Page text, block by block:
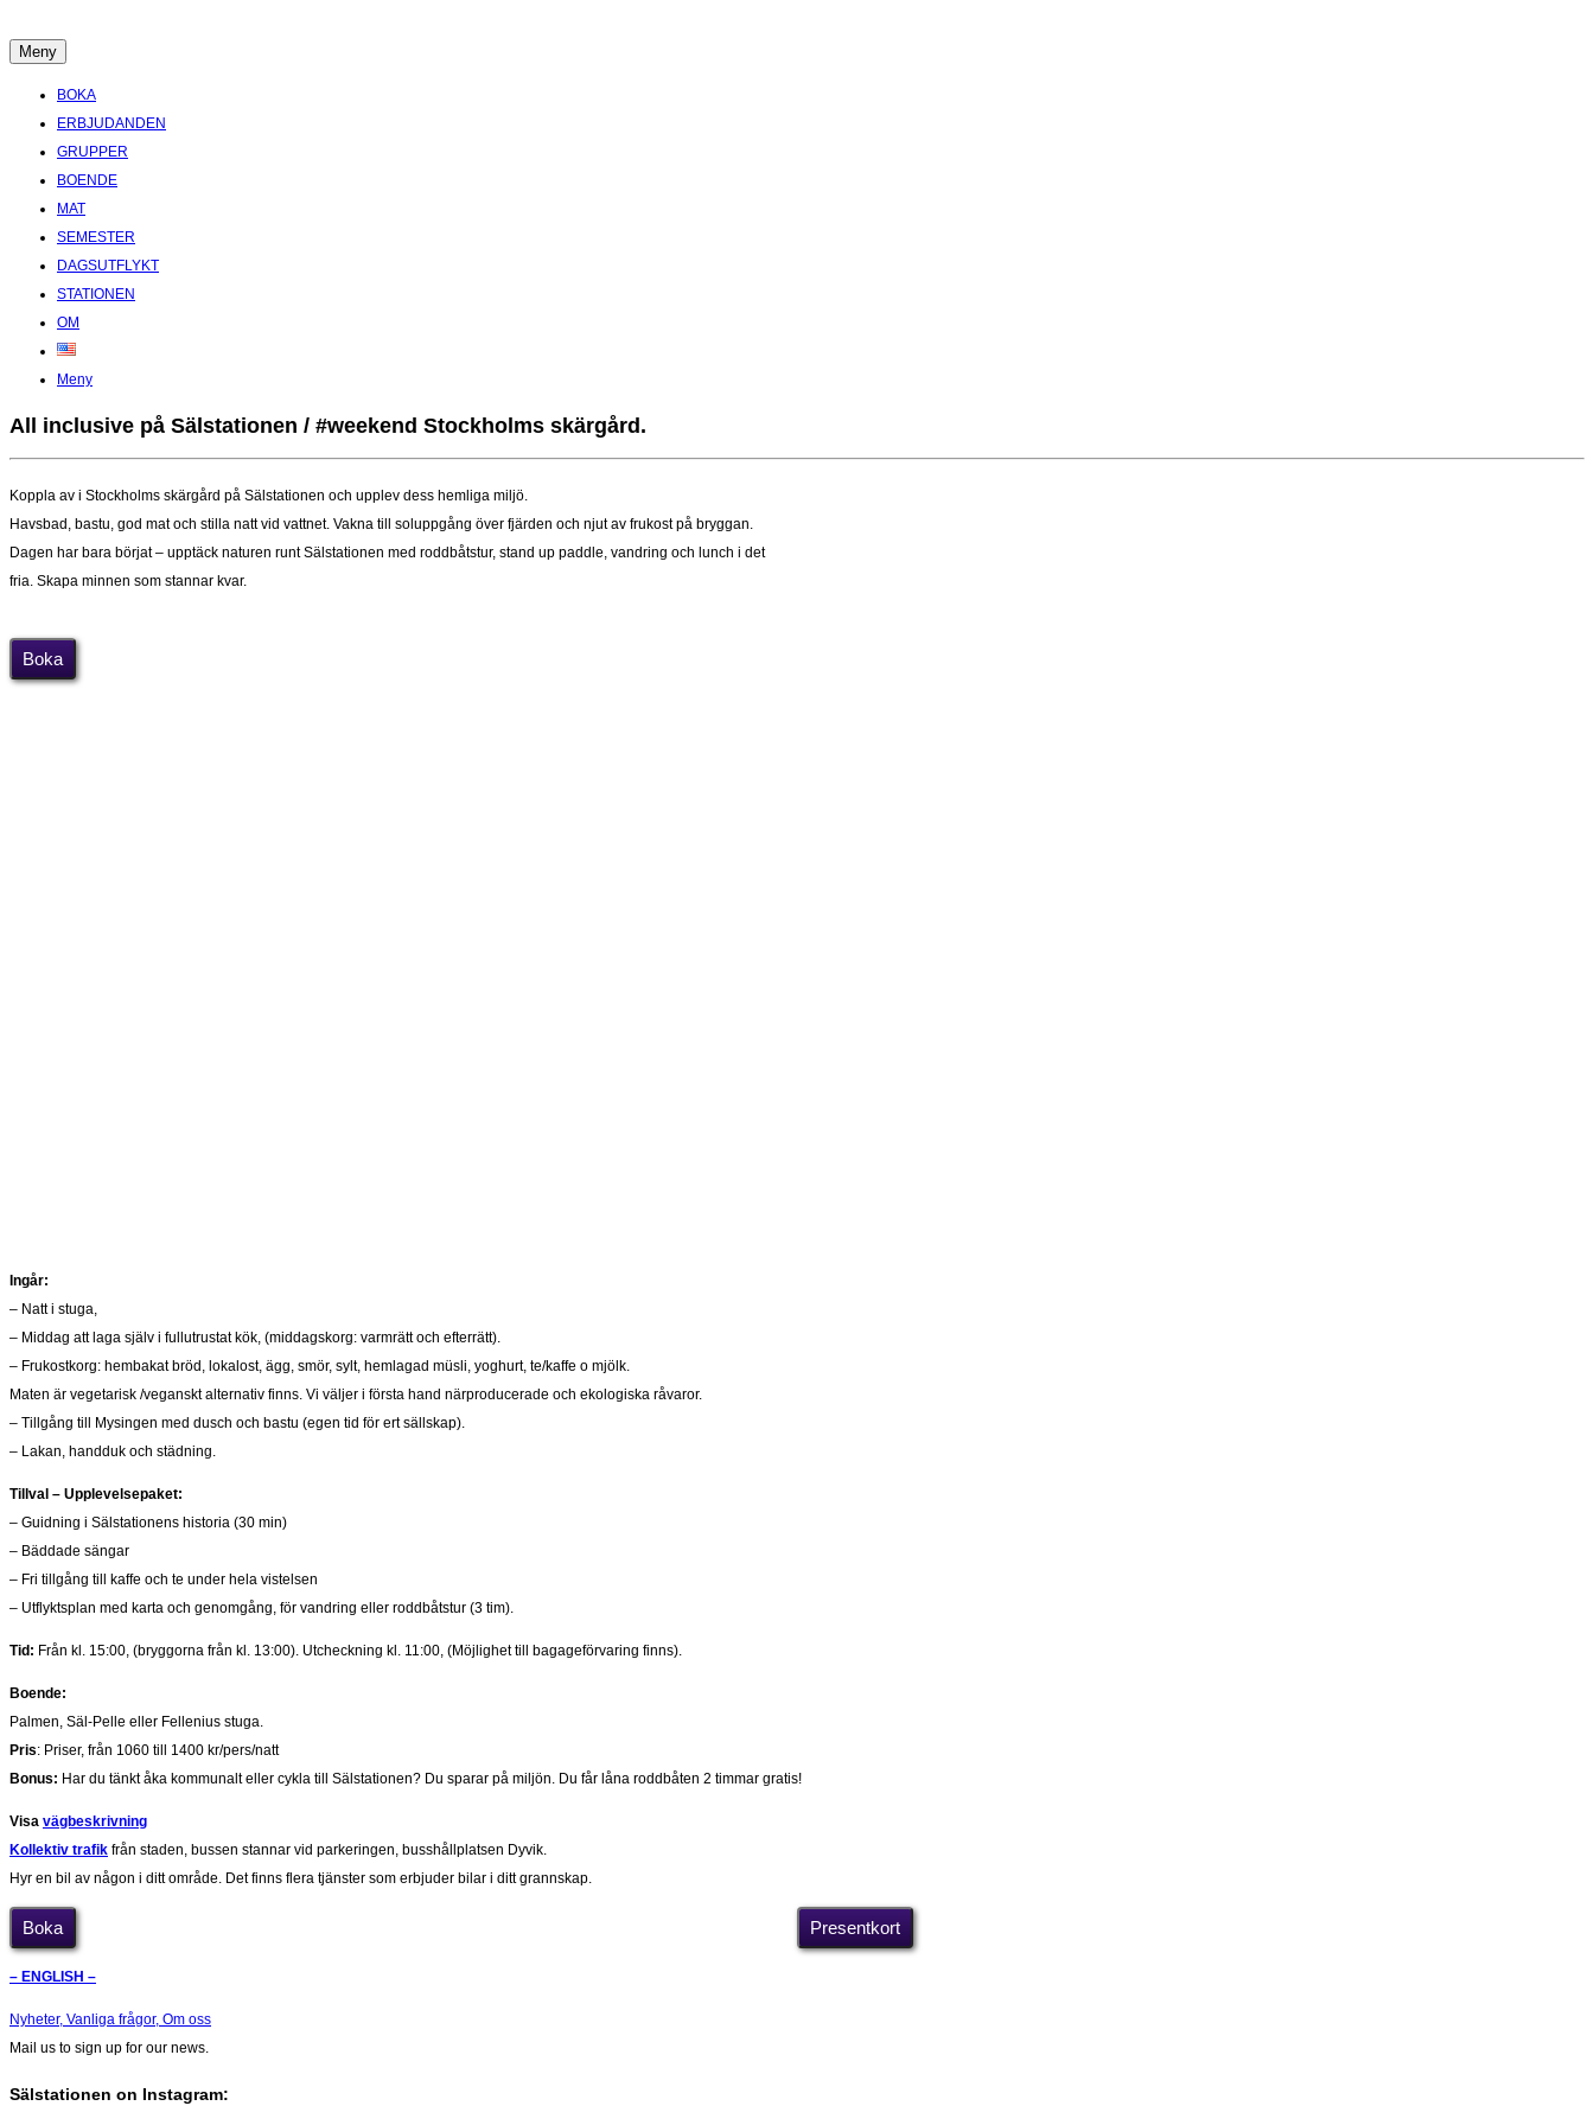
till
Boende Aktiviteter Möten Hemlig historia i Stockholms Skärgård
Meny
BOKA
ERBJUDANDEN
GRUPPER
BOENDE
MAT
SEMESTER
DAGSUTFLYKT
STATIONEN
OM
Meny
All inclusive på Sälstationen / #weekend Stockholms skärgård.
Koppla av i Stockholms skärgård på Sälstationen och upplev dess hemliga miljö.
Havsbad, bastu, god mat och stilla natt vid vattnet. Vakna till soluppgång över fjärden och njut av frukost på bryggan.
Dagen har bara börjat – upptäck naturen runt Sälstationen med roddbåtstur, stand up paddle, vandring och lunch i det
fria. Skapa minnen som stannar kvar.
Boka
Ingår:
– Natt i stuga,
– Middag att laga själv i fullutrustat kök, (middagskorg: varmrätt och efterrätt).
– Frukostkorg: hembakat bröd, lokalost, ägg, smör, sylt, hemlagad müsli, yoghurt, te/kaffe o mjölk.
Maten är vegetarisk /veganskt alternativ finns. Vi väljer i första hand närproducerade och ekologiska råvaror.
– Tillgång till Mysingen med dusch och bastu (egen tid för ert sällskap).
– Lakan, handduk och städning.
Tillval – Upplevelsepaket:
– Guidning i Sälstationens historia (30 min)
– Bäddade sängar
– Fri tillgång till kaffe och te under hela vistelsen
– Utflyktsplan med karta och genomgång, för vandring eller roddbåtstur (3 tim).
Tid: Från kl. 15:00, (bryggorna från kl. 13:00). Utcheckning kl. 11:00, (Möjlighet till bagageförvaring finns).
Boende:
Palmen, Säl-Pelle eller Fellenius stuga.
Pris: Priser, från 1060 till 1400 kr/pers/natt
Bonus: Har du tänkt åka kommunalt eller cykla till Sälstationen? Du sparar på miljön. Du får låna roddbåten 2 timmar gratis!
Visa vägbeskrivning
Kollektiv trafik från staden, bussen stannar vid parkeringen, busshållplatsen Dyvik.
Hyr en bil av någon i ditt område. Det finns flera tjänster som erbjuder bilar i ditt grannskap.
Boka Presentkort
– ENGLISH –
Nyheter, Vanliga frågor, Om oss
Mail us to sign up for our news.
Sälstationen on Instagram: